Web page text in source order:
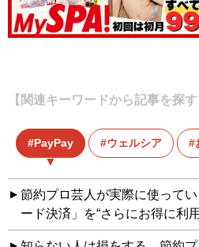
【関連キーワードから記事を探す
PayPay ウェルシア
節約プロ芸人が実際に使って
ード決済」を“さらにお得に利